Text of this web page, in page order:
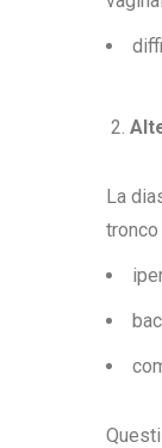
La
tronco